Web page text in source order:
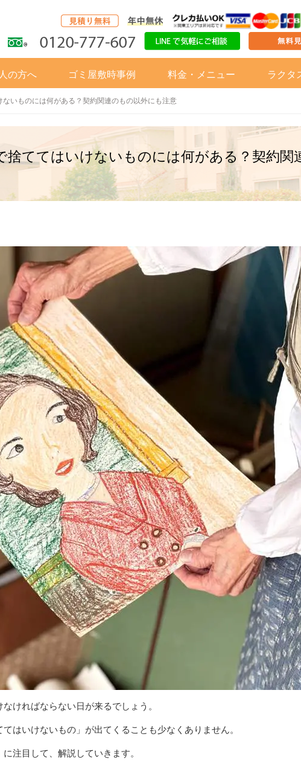
の方へ ゴミ屋敷時事例 料金・メニュー ラクタ
いものには何がある？契約関連のもの以外にも注意
捨ててはいけないものには何がある？契約関
ければならない日が来るでしょう。
はいけないもの」が出てくることも少なくありません。
注目して、解説していきます。